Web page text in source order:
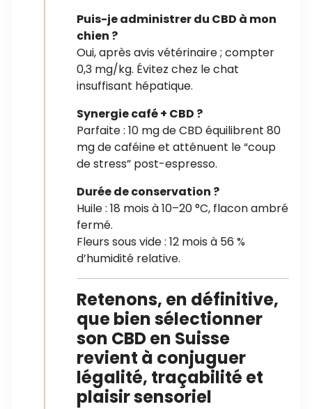
Puis-je administrer du CBD à mon
chien ?
Oui, après avis vétérinaire ; compter
0,3 mg/kg. Évitez chez le chat
insuffisant hépatique.
Synergie café + CBD ?
Parfaite : 10 mg de CBD équilibrent 80
mg de caféine et atténuent le “coup
de stress” post-espresso.
Durée de conservation ?
Huile : 18 mois à 10–20 °C, flacon ambré
fermé.
Fleurs sous vide : 12 mois à 56 %
d’humidité relative.
Retenons, en définitive,
que bien sélectionner
son CBD en Suisse
revient à conjuguer
légalité, traçabilité et
plaisir sensoriel